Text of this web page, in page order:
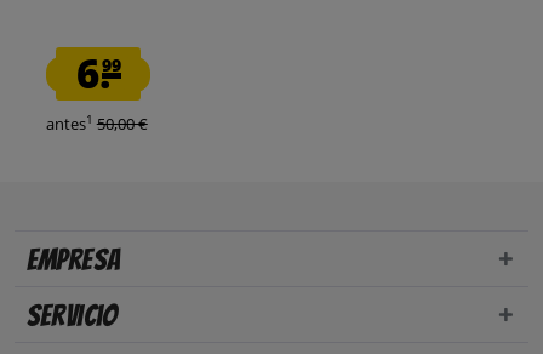
6.99
antes1 50,00 €
Empresa
Servicio